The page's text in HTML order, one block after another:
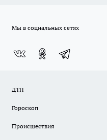
Мы в социальных сетях
ДТП
Гороскоп
Происшествия